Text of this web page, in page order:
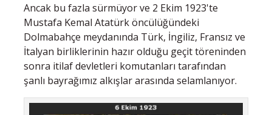
Ancak bu fazla sürmüyor ve 2 Ekim 1923'te
Mustafa Kemal Atatürk öncülüğündeki
Dolmabahçe meydanında Türk, İngiliz, Fransız ve
İtalyan birliklerinin hazır olduğu geçit töreninden
sonra itilaf devletleri komutanları tarafından
şanlı bayrağımız alkışlar arasında selamlanıyor.